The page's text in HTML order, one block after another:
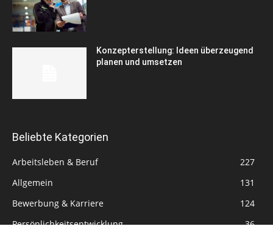
Konzepterstellung: Ideen überzeugend
planen und umsetzen
Beliebte Kategorien
Arbeitsleben & Beruf
227
Allgemein
131
Bewerbung & Karriere
124
Persönlichkeitsentwicklung
36